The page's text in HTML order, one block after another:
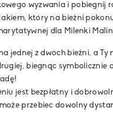
wyzwania i pobiegnij
który na bieżni
dla Milenki
jednej z dwóch bieżni, a Ty
biegnąc symbolicznie
jest bezpłatny i
przebiec dowolny